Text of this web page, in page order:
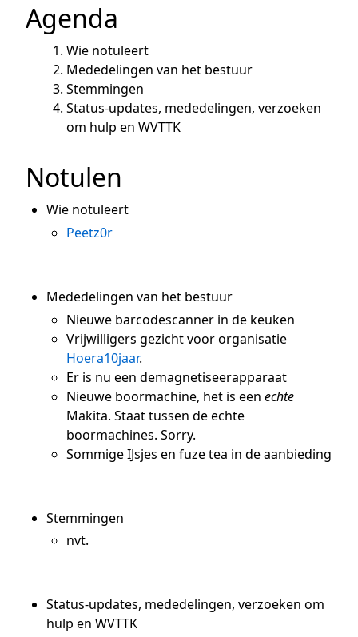
Agenda
Wie notuleert
Mededelingen van het bestuur
Stemmingen
Status-updates, mededelingen, verzoeken
om hulp en WVTTK
Notulen
Wie notuleert
Peetz0r
Mededelingen van het bestuur
Nieuwe barcodescanner in de keuken
Vrijwilligers gezicht voor organisatie
Hoera10jaar.
Er is nu een demagnetiseerapparaat
Nieuwe boormachine, het is eenechte
Makita. Staat tussen de echte
boormachines. Sorry.
Sommige IJsjes en fuze tea in de aanbieding
Stemmingen
nvt.
Status-updates, mededelingen, verzoeken om
hulp en WVTTK